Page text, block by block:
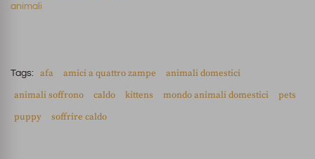
animali
Tags: afa amici a quattro zampe
animali domestici
animali soffrono
caldo kittens mondo animali domestici
pets
puppy
soffrire caldo